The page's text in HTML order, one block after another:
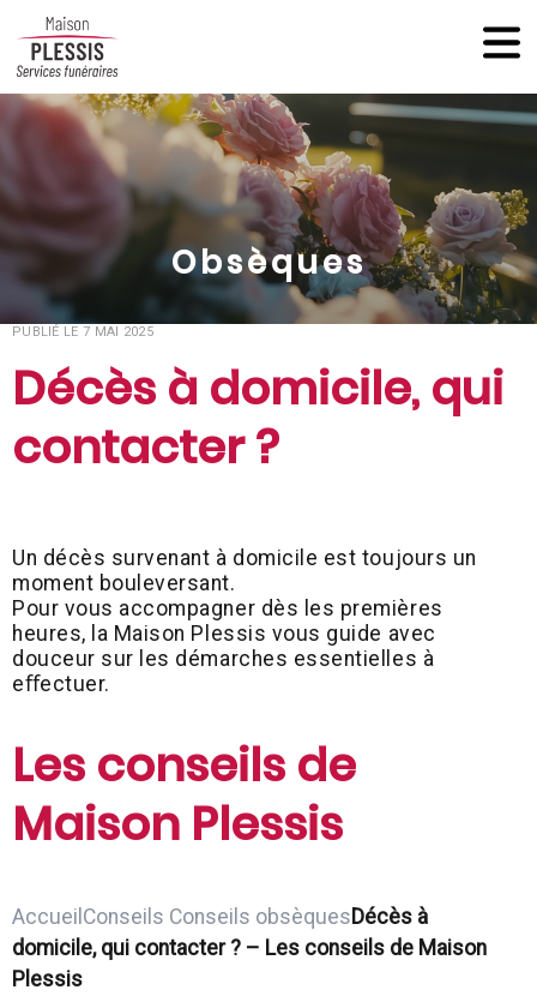
Obsèques
PUBLIÉ LE 7 MAI 2025
Décès à domicile, qui
contacter ?
Un décès survenant à domicile est toujours un
moment bouleversant.
Pour vous accompagner dès les premières
heures, la Maison Plessis vous guide avec
douceur sur les démarches essentielles à
eﬀectuer.
Les conseils de
Maison Plessis
Accueil Conseils Conseils obsèques Décès à
domicile, qui contacter ? – Les conseils de Maison
Plessis